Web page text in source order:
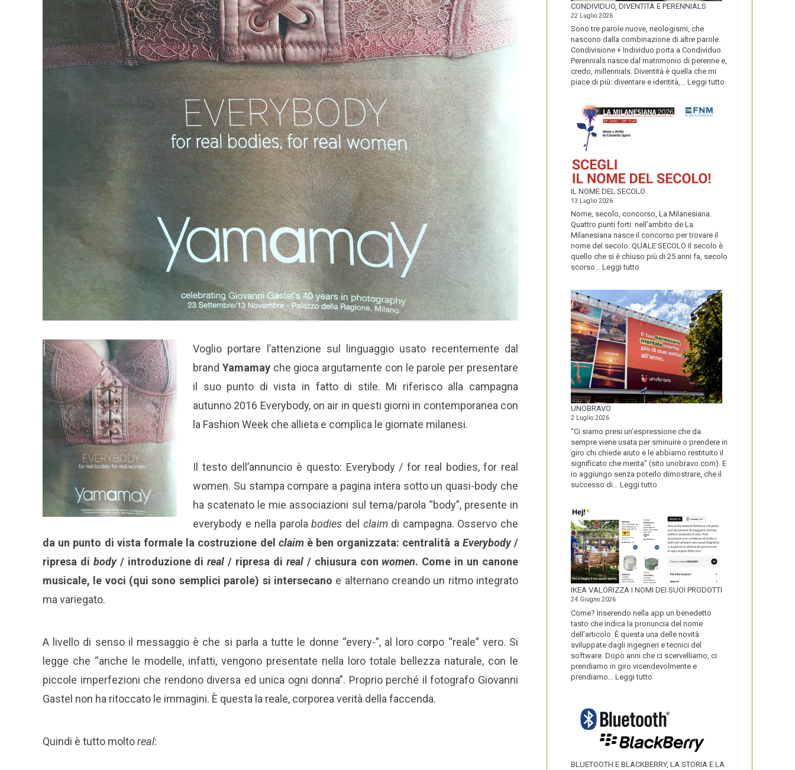
Voglio portare l’attenzione sul linguaggio usato recentemente dal
brand Yamamayche gioca argutamente con le parole per presentare
il suo punto di vista in fatto di stile. Mi riferisco alla campagna
autunno 2016 Everybody, on air in questi giorni in contemporanea con
la Fashion Week che allieta e complica le giornate milanesi.
Il testo dell’annuncio è questo: Everybody / for real bodies, for real
women. Su stampa compare a pagina intera sotto un quasi-body che
ha scatenato le mie associazioni sul tema/parola “body”, presente in
everybody e nella parolabodies del claimdi campagna. Osservo che
da un punto di vista formale la costruzione del claimè ben organizzata: centralità a Everybody/
ripresa di body/ introduzione direal / ripresa di real/ chiusura con women. Come in un canone
musicale, le voci (qui sono semplici parole) si intersecano e alternano creando un ritmo integrato
ma variegato.
A livello di senso il messaggio è che si parla a tutte le donne “every-”, al loro corpo “reale” vero. Si
legge che “anche le modelle, infatti, vengono presentate nella loro totale bellezza naturale, con le
piccole imperfezioni che rendono diversa ed unica ogni donna”. Proprio perché il fotografo Giovanni
Gastel non ha ritoccato le immagini. È questa la reale, corporea verità della faccenda.
Quindi è tutto moltoreal:
CONDIVIDUO, DIVENTITÀ E PERENNIALS
22 Luglio 2026
Sono tre parole nuove, neologismi, che
nascono dalla combinazione di altre parole.
Condivisione + Individuo porta a Condividuo.
Perennials nasce dal matrimonio di perenne e,
credo, millennials. Diventità è quella che mi
piace di più: diventare e identità,… Leggi tutto
IL NOME DEL SECOLO
13 Luglio 2026
Nome, secolo, concorso, La Milanesiana.
Quattro punti forti: nell’ambito de La
Milanesiana nasce il concorso per trovare il
nome del secolo. QUALE SECOLO Il secolo è
quello che si è chiuso più di 25 anni fa, secolo
scorso… Leggi tutto
NOME
DEL
SECOLO
UNOBRAVO
2 Luglio 2026
“Ci siamo presi un’espressione che da
sempre viene usata per sminuire o prendere in
giro chi chiede aiuto e le abbiamo restituito il
significato che merita” (sito unobravo.com). E
io aggiungo senza poterlo dimostrare, che il
successo di… Leggi tutto
IKEA VALORIZZA I NOMI DEI SUOI PRODOTTI
24 Giugno 2026
Come? Inserendo nella app un benedetto
tasto che indica la pronuncia del nome
dell’articolo. È questa una delle novità
sviluppate dagli ingegneri e tecnici del
software. Dopo anni che ci scervelliamo, ci
prendiamo in giro vicendevolmente e
prendiamo… Leggi tutto
NOMI
DEI
SUOI
PRODOTTI
BLUETOOTH E BLACKBERRY, LA STORIA E LA